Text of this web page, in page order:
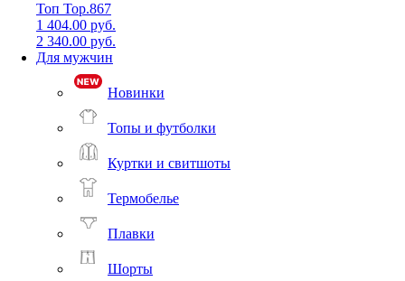
Топ Top.867
1 404.00 руб.
2 340.00 руб.
Для мужчин
Новинки
Топы и футболки
Куртки и свитшоты
Термобелье
Плавки
Шорты